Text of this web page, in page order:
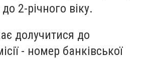
2-річного віку.
долучитися до
- номер банківської